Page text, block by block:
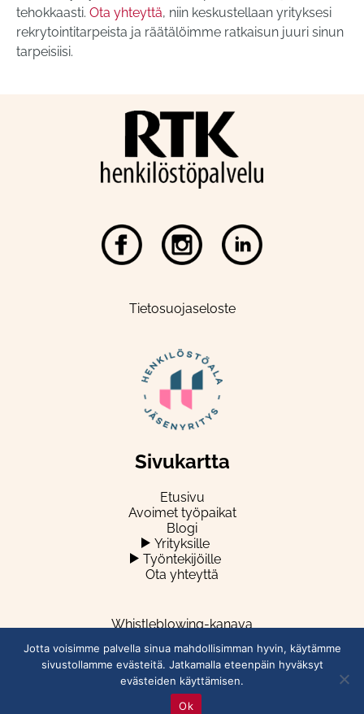
tehokkaasti. Ota yhteyttä, niin keskustellaan yrityksesi
rekrytointitarpeista ja räätälöimme ratkaisun juuri sinun
tarpeisiisi.
Tietosuojaseloste
Sivukartta
Etusivu
Avoimet työpaikat
Blogi
Yrityksille
Työntekijöille
Ota yhteyttä
Whistleblowing-kanava
Jotta voisimme palvella sinua mahdollisimman hyvin, käytämme
sivustollamme evästeitä. Jatkamalla eteenpäin hyväksyt
evästeiden käyttämisen.
Ok